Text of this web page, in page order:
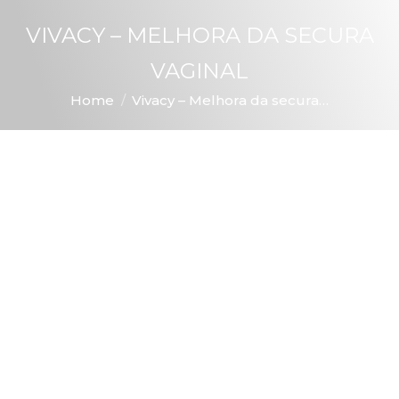
VIVACY – MELHORA DA SECURA
VAGINAL
You are here:
Home Vivacy – Melhora da secura…